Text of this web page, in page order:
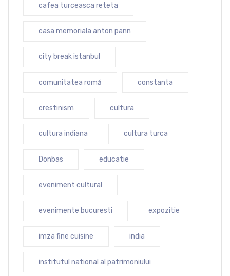
cafea turceasca reteta
casa memoriala anton pann
city break istanbul
comunitatea romă constanta
crestinism cultura
cultura indiana cultura turca
Donbas educatie
eveniment cultural
evenimente bucuresti expozitie
imza fine cuisine india
institutul national al patrimoniului